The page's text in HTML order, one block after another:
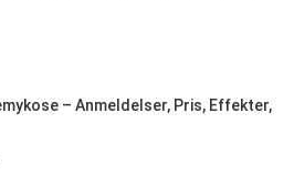
– Anmeldelser, Pris, Effekter,